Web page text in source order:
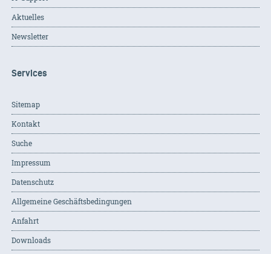
Aktuelles
Newsletter
Services
Sitemap
Kontakt
Suche
Impressum
Datenschutz
Allgemeine Geschäftsbedingungen
Anfahrt
Downloads